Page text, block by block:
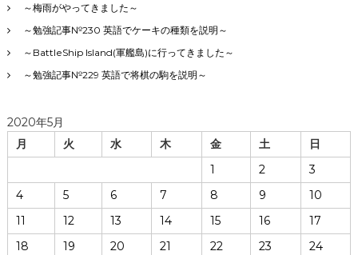
～梅雨がやってきました～
～勉強記事№230 英語でケーキの種類を説明～
～BattleShip Island(軍艦島)に行ってきました～
～勉強記事№229 英語で将棋の駒を説明～
2020年5月
月
火 水 木 金 土
日
1
2
3
4
5 6 7 8 9
10
11
12 13 14 15 16
17
18
19 20 21 22 23
24